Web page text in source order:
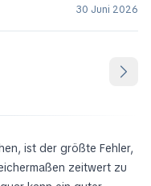
30 Juni 2026
ist der größte Fehler,
zeitwert zu